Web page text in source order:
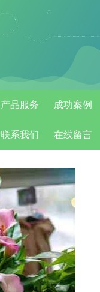
产品服务 成功案例
联系我们 在线留言